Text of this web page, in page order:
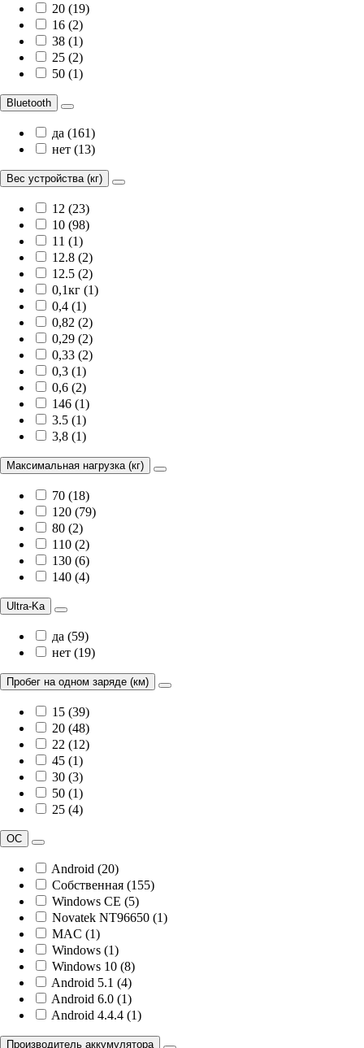
20 (19)
16 (2)
38 (1)
25 (2)
50 (1)
Bluetooth
да (161)
нет (13)
Вес устройства (кг)
12 (23)
10 (98)
11 (1)
12.8 (2)
12.5 (2)
0,1кг (1)
0,4 (1)
0,82 (2)
0,29 (2)
0,33 (2)
0,3 (1)
0,6 (2)
146 (1)
3.5 (1)
3,8 (1)
Максимальная нагрузка (кг)
70 (18)
120 (79)
80 (2)
110 (2)
130 (6)
140 (4)
Ultra-Ka
да (59)
нет (19)
Пробег на одном заряде (км)
15 (39)
20 (48)
22 (12)
45 (1)
30 (3)
50 (1)
25 (4)
ОС
Android (20)
Собственная (155)
Windows CE (5)
Novatek NT96650 (1)
MAC (1)
Windows (1)
Windows 10 (8)
Android 5.1 (4)
Android 6.0 (1)
Android 4.4.4 (1)
Производитель аккумулятора